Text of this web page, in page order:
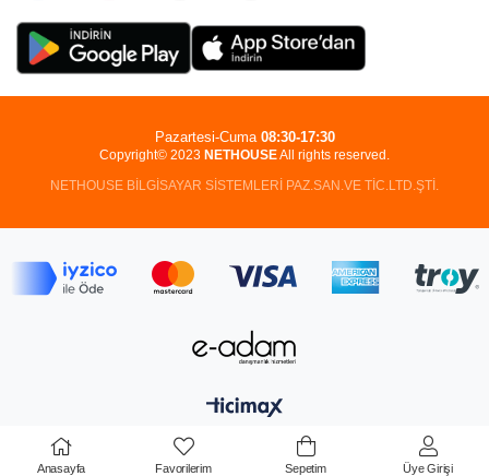
Copyright© 2023 NETHOUSEAll rights reserved.
NETHOUSE BİLGİSAYAR SİSTEMLERİ PAZ.SAN.VE TİC.LTD.ŞTİ.
Pazartesi-Cuma 08:30-17:30
Anasayfa Favorilerim Sepetim Üye Girişi